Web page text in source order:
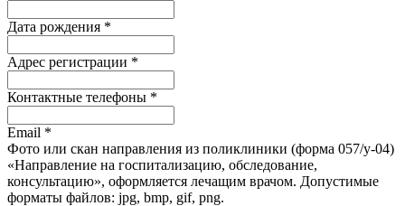
Дата рождения *
Адрес регистрации *
Контактные телефоны *
Email *
Фото или скан направления из поликлиники (форма 057/у-04)
«Направление на госпитализацию, обследование,
консультацию», оформляется лечащим врачом. Допустимые
форматы файлов: jpg, bmp, gif, png.